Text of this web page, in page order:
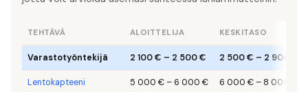
TEHTÄVÄ ALOITTELIJA KESKITASO
Varastotyöntekijä 2 100 € – 2 500 € 2 500 € – 2 900 €
Lentokapteeni 5 000 €– 6 000 € 6 000 €– 8 000 €